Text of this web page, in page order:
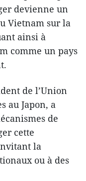
devienne un
Vietnam sur la
ainsi à
comme un pays
de l’Union
au Japon, a
de
cette
la
ou à des